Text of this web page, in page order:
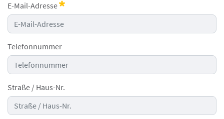
E-Mail-Adresse
Erforderlich
Telefonnummer
Straße / Haus-Nr.